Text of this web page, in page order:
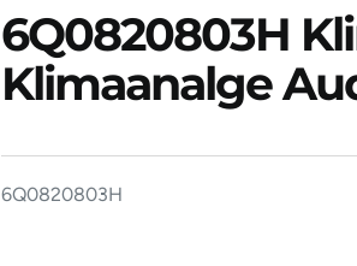
6Q0820803H
Klimaanalge
6Q0820803H